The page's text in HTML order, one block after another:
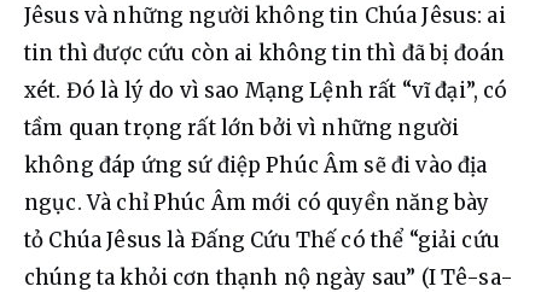
Jêsus và những người không tin Chúa Jêsus: ai
tin thì được cứu còn ai không tin thì đã bị đoán
xét. Đó là lý do vì sao Mạng Lệnh rất “vĩ đại”, có
tầm quan trọng rất lớn bởi vì những người
không đáp ứng sứ điệp Phúc Âm sẽ đi vào địa
ngục. Và chỉ Phúc Âm mới có quyền năng bày
tỏ Chúa Jêsus là Đấng Cứu Thế có thể “giải cứu
chúng ta khỏi cơn thạnh nộ ngày sau” (I Tê-sa-